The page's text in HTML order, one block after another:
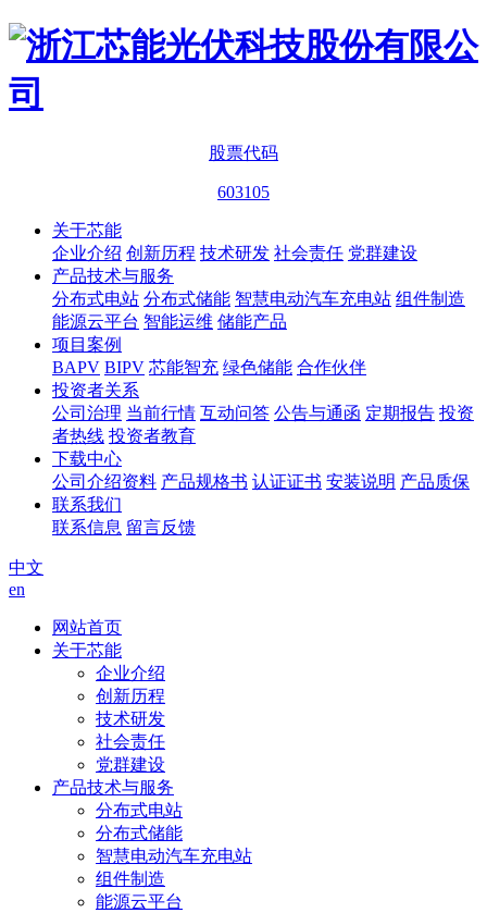
股票代码
603105
关于芯能
企业介绍 创新历程 技术研发 社会责任 党群建设
产品技术与服务
分布式电站 分布式储能 智慧电动汽车充电站 组件制造
能源云平台 智能运维 储能产品
项目案例
BAPV BIPV 芯能智充 绿色储能 合作伙伴
投资者关系
公司治理 当前行情 互动问答 公告与通函 定期报告 投资
者热线 投资者教育
下载中心
公司介绍资料 产品规格书 认证证书 安装说明 产品质保
联系我们
联系信息 留言反馈
中文
en
网站首页
关于芯能
企业介绍
创新历程
技术研发
社会责任
党群建设
产品技术与服务
分布式电站
分布式储能
智慧电动汽车充电站
组件制造
能源云平台